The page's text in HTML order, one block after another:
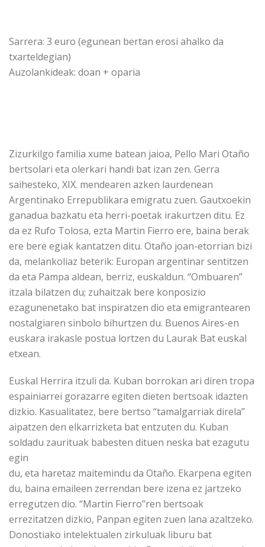
Sarrera: 3 euro (egunean bertan erosi ahalko da
txarteldegian)
Auzolankideak: doan + oparia
Zizurkilgo familia xume batean jaioa, Pello Mari Otaño
bertsolari eta olerkari handi bat izan zen. Gerra
saihesteko, XIX. mendearen azken laurdenean
Argentinako Errepublikara emigratu zuen. Gautxoekin
ganadua bazkatu eta herri-poetak irakurtzen ditu. Ez
da ez Rufo Tolosa, ezta Martin Fierro ere, baina berak
ere bere egiak kantatzen ditu. Otaño joan-etorrian bizi
da, melankoliaz beterik: Europan argentinar sentitzen
da eta Pampa aldean, berriz, euskaldun. “Ombuaren”
itzala bilatzen du; zuhaitzak bere konposizio
ezagunenetako bat inspiratzen dio eta emigrantearen
nostalgiaren sinbolo bihurtzen du. Buenos Aires-en
euskara irakasle postua lortzen du Laurak Bat euskal
etxean.
Euskal Herrira itzuli da. Kuban borrokan ari diren tropa
espainiarrei gorazarre egiten dieten bertsoak idazten
dizkio. Kasualitatez, bere bertso “tamalgarriak direla”
aipatzen den elkarrizketa bat entzuten du. Kuban
soldadu zaurituak babesten dituen neska bat ezagutu
egin
du, eta haretaz maitemindu da Otaño. Ekarpena egiten
du, baina emaileen zerrendan bere izena ez jartzeko
erregutzen dio. “Martin Fierro”ren bertsoak
errezitatzen dizkio, Panpan egiten zuen lana azaltzeko.
Donostiako intelektualen zirkuluak liburu bat